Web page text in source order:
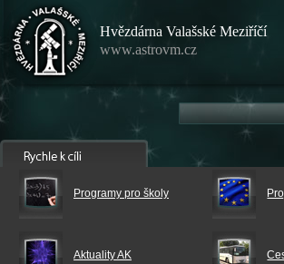
Hvězdárna Valašské Meziříčí
www.astrovm.cz
Programy pro školy
Aktuality AK